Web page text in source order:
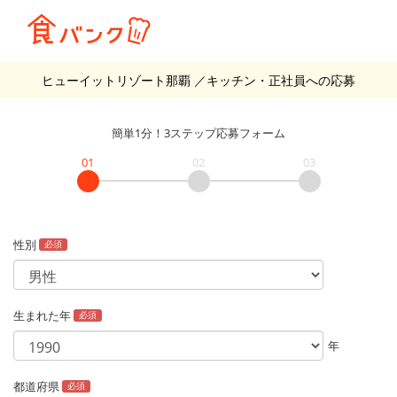
ヒューイットリゾート那覇 ／キッチン・正社員への応募
簡単1分！3ステップ応募フォーム
01
02 03
性別 必須
生まれた年 必須
年
都道府県 必須